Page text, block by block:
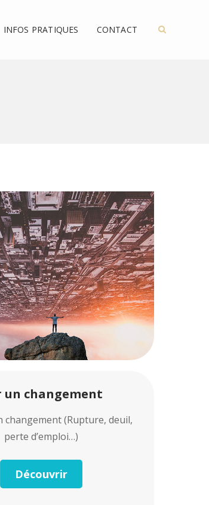
INFOS PRATIQUES CONTACT
un changement
changement (Rupture, deuil,
perte d’emploi…)
Découvrir